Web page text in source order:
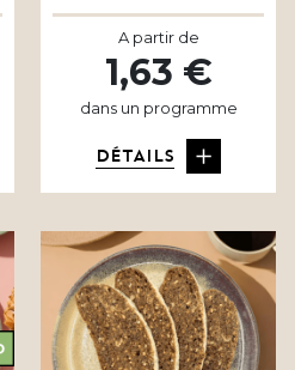
A partir de
1,63 €
dans un programme
DÉTAILS